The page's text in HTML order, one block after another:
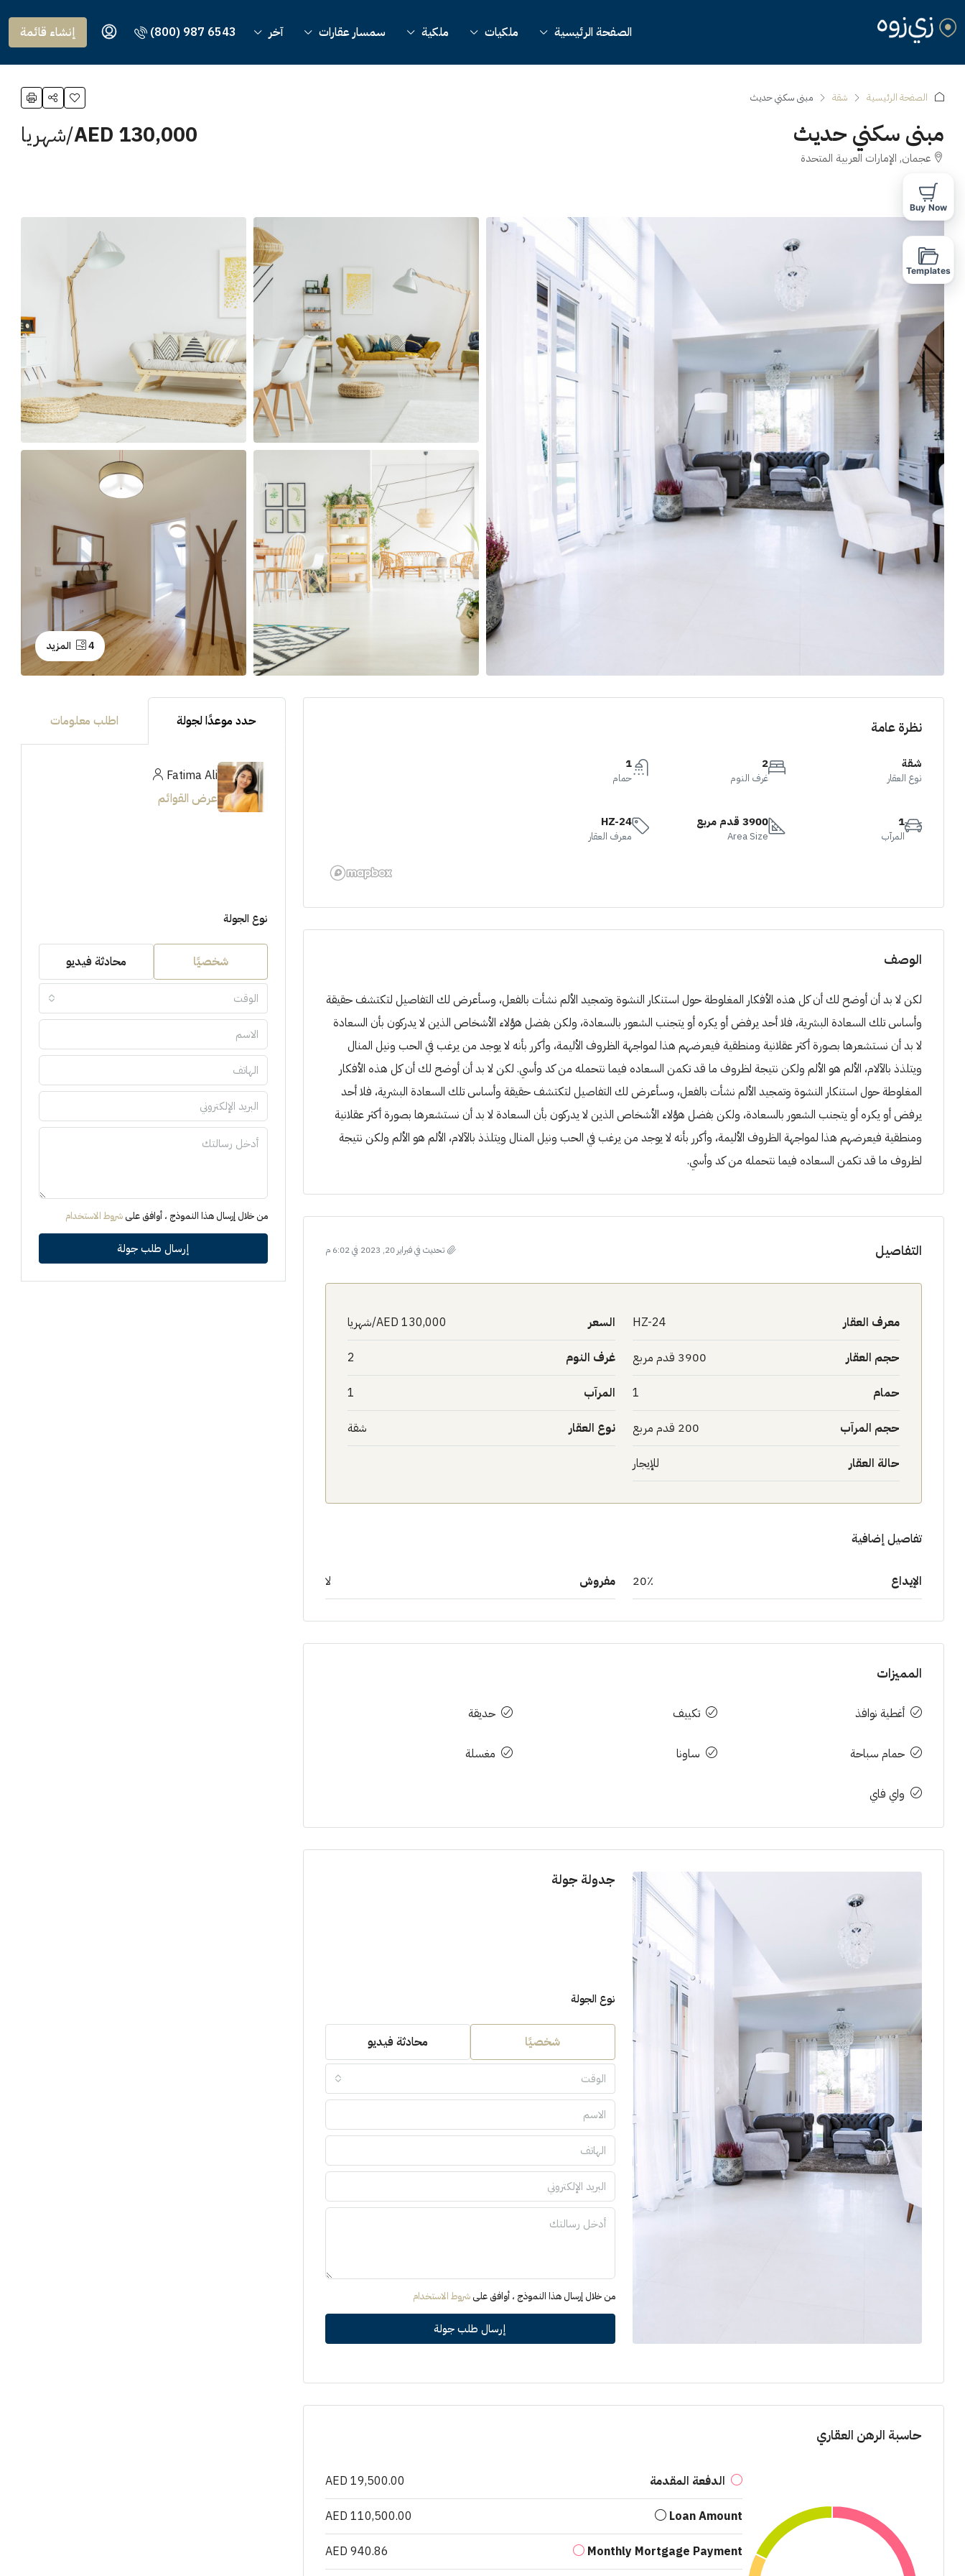
الصفحة الرئيسية ملكيات ملكية سمسار عقارات آخر (800) 987 6543 إنشاء قائمة
الصفحة الرئيسية شقة مبنى سكني حديث
مبنى سكني حديث
عجمان, الإمارات العربية المتحدة
للإيجار
AED 130,000/شهريا
4 المزيد
نظرة عامة
شقة
نوع العقار
2
غرف النوم
1
حمام
1
المرآب
3900 قدم مربع
Area Size
HZ-24
معرف العقار
الوصف
لكن لا بد أن أوضح لك أن كل هذه الأفكار المغلوطة حول استنكار النشوة وتمجيد الألم نشأت بالفعل، وسأعرض لك التفاصيل لتكتشف حقيقة
وأساس تلك السعادة البشرية، فلا أحد يرفض أو يكره أو يتجنب الشعور بالسعادة، ولكن بفضل هؤلاء الأشخاص الذين لا يدركون بأن السعادة
لا بد أن نستشعرها بصورة أكثر عقلانية ومنطقية فيعرضهم هذا لمواجهة الظروف الأليمة، وأكرر بأنه لا يوجد من يرغب في الحب ونيل المنال
ويتلذذ بالآلام، الألم هو الألم ولكن نتيجة لظروف ما قد تكمن السعاده فيما نتحمله من كد وأسي. لكن لا بد أن أوضح لك أن كل هذه الأفكار
المغلوطة حول استنكار النشوة وتمجيد الألم نشأت بالفعل، وسأعرض لك التفاصيل لتكتشف حقيقة وأساس تلك السعادة البشرية، فلا أحد
يرفض أو يكره أو يتجنب الشعور بالسعادة، ولكن بفضل هؤلاء الأشخاص الذين لا يدركون بأن السعادة لا بد أن نستشعرها بصورة أكثر عقلانية
ومنطقية فيعرضهم هذا لمواجهة الظروف الأليمة، وأكرر بأنه لا يوجد من يرغب في الحب ونيل المنال ويتلذذ بالآلام، الألم هو الألم ولكن نتيجة
لظروف ما قد تكمن السعاده فيما نتحمله من كد وأسي.
التفاصيل تحديث في فبراير 20, 2023 في 6:02 م
معرف العقار HZ-24 السعر AED 130,000/شهريا
حجم العقار 3900 قدم مربع غرف النوم 2
حمام 1 المرآب 1
حجم المرآب 200 قدم مربع نوع العقار شقة
حالة العقار للإيجار
تفاصيل إضافية
الإيداع 20٪ مفروش لا
المميزات
أغطية نوافذ تكييف حديقة
حمام سباحة ساونا مغسلة
واي فاي
جدولة جولة
نوع الجولة
شخصيًا محادثة فيديو
الوقت
من خلال إرسال هذا النموذج ، أوافق علىشروط الاستخدام
إرسال طلب جولة
حاسبة الرهن العقاري
الدفعة المقدمة AED 19,500.00
Loan Amount
AED 110,500.00
Monthly Mortgage Payment
AED 940.86
حدد موعدًا لجولة اطلب معلومات
Fatima Ali
عرض القوائم
نوع الجولة
شخصيًا محادثة فيديو
الوقت
من خلال إرسال هذا النموذج ، أوافق على شروط الاستخدام
إرسال طلب جولة
Buy Now
Templates